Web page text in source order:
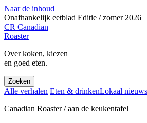
Naar de inhoud
Onafhankelijk eetblad Editie / zomer 2026
CR Canadian
Roaster
Over koken, kiezen
en goed eten.
Zoeken
Alle verhalen Eten & drinkenLokaal nieuws
Canadian Roaster / aan de keukentafel